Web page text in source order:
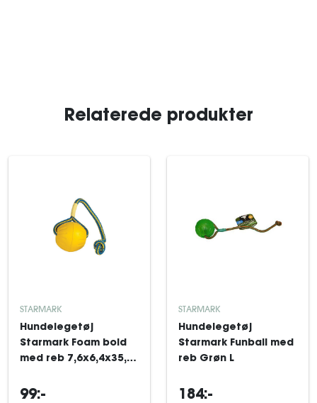
Relaterede produkter
STARMARK
Hundelegetøj
Starmark Foam bold
med reb 7,6x6,4x35,6
99:-
STARMARK
Hundelegetøj
Starmark Funball med
reb Grøn L
184:-